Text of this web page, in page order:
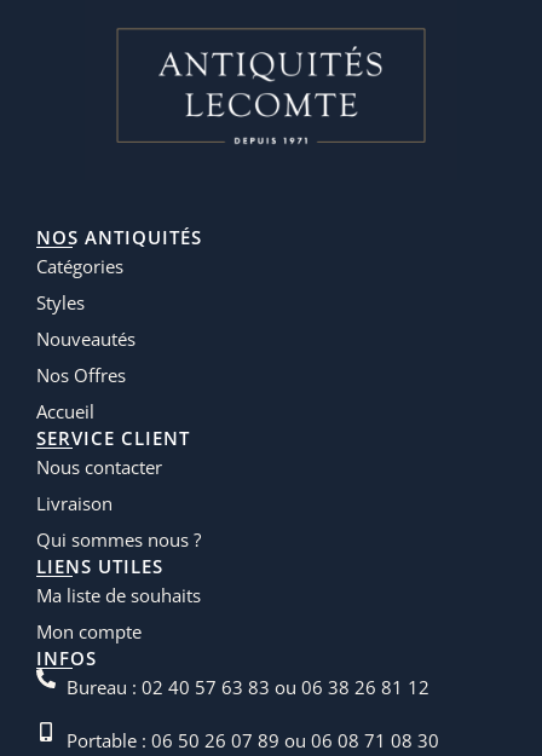
NOS ANTIQUITÉS
Catégories
Styles
Nouveautés
Nos Offres
Accueil
SERVICE CLIENT
Nous contacter
Livraison
Qui sommes nous ?
LIENS UTILES
Ma liste de souhaits
Mon compte
INFOS
Bureau : 02 40 57 63 83 ou 06 38 26 81 12
Portable : 06 50 26 07 89 ou 06 08 71 08 30